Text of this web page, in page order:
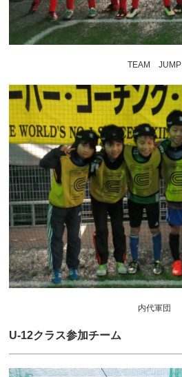
TEAM JUMP
内代軍団
U-12クラス参加チーム